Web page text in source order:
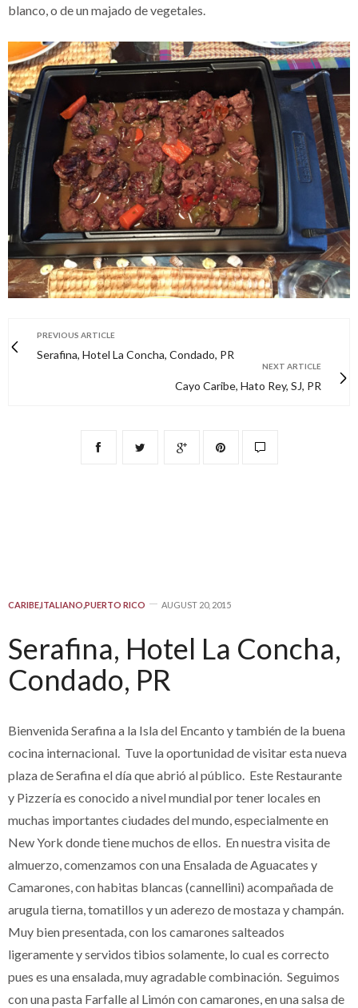
blanco, o de un majado de vegetales.
PREVIOUS ARTICLE
Serafina, Hotel La Concha, Condado, PR
NEXT ARTICLE
Cayo Caribe, Hato Rey, SJ, PR
CARIBE,ITALIANO,PUERTO RICO AUGUST 20, 2015
Serafina, Hotel La Concha,
Condado, PR
Bienvenida Serafina a la Isla del Encanto y también de la buena
cocina internacional. Tuve la oportunidad de visitar esta nueva
plaza de Serafina el día que abrió al público. Este Restaurante
y Pizzería es conocido a nivel mundial por tener locales en
muchas importantes ciudades del mundo, especialmente en
New York donde tiene muchos de ellos. En nuestra visita de
almuerzo, comenzamos con una Ensalada de Aguacates y
Camarones, con habitas blancas (cannellini) acompañada de
arugula tierna, tomatillos y un aderezo de mostaza y champán.
Muy bien presentada, con los camarones salteados
ligeramente y servidos tibios solamente, lo cual es correcto
pues es una ensalada, muy agradable combinación. Seguimos
con una pasta Farfalle al Limón con camarones, en una salsa de